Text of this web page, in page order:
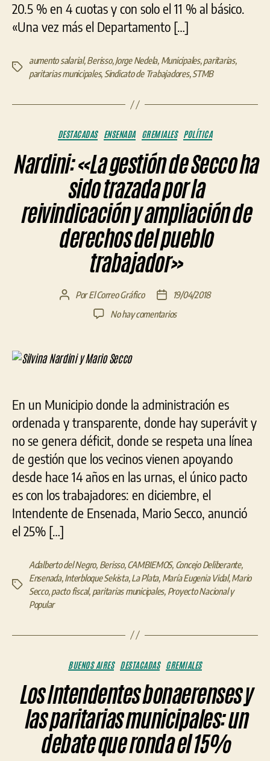
20.5 % en 4 cuotas y con solo el 11 % al básico.
«Una vez más el Departamento […]
Etiquetas
aumento salarial,Berisso,Jorge Nedela, Municipales,paritarias,
paritarias municipales, Sindicato de Trabajadores,STMB
Categorías
DESTACADAS ENSENADA GREMIALES POLÍTICA
Nardini: «La gestión de Secco ha
sido trazada por la
reivindicación y ampliación de
derechos del pueblo
trabajador»
AutorPorEl Correo Gráfico
Fecha19/04/2018
No hay comentariosen
sido
trazada
la
reivindicación
ampliación
de
derechos
En un Municipio donde la administración es
ordenada y transparente, donde hay superávit y
no se genera déficit, donde se respeta una línea
de gestión que los vecinos vienen apoyando
desde hace 14 años en las urnas, el único pacto
es con los trabajadores: en diciembre, el
Intendente de Ensenada, Mario Secco, anunció
el 25% […]
Etiquetas
Adalberto del Negro, Berisso, CAMBIEMOS, Concejo Deliberante,
Ensenada, Interbloque Sekista, La Plata, María Eugenia Vidal,Mario
Secco, pacto fiscal, paritarias municipales, Proyecto Nacional y
Popular
Categorías
BUENOS AIRES DESTACADAS GREMIALES
Los Intendentes bonaerenses y
las paritarias municipales: un
debate que ronda el 15%